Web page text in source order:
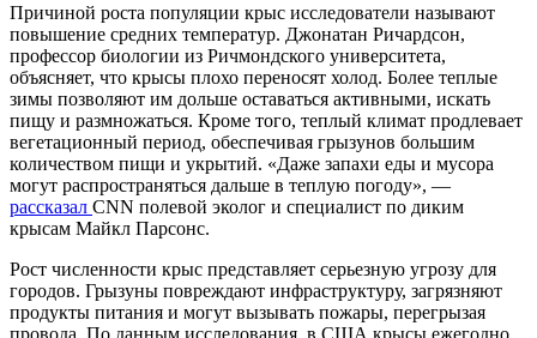
Причиной роста популяции крыс исследователи называют
повышение средних температур. Джонатан Ричардсон,
профессор биологии из Ричмондского университета,
объясняет, что крысы плохо переносят холод. Более теплые
зимы позволяют им дольше оставаться активными, искать
пищу и размножаться. Кроме того, теплый климат продлевает
вегетационный период, обеспечивая грызунов большим
количеством пищи и укрытий. «Даже запахи еды и мусора
могут распространяться дальше в теплую погоду», —
рассказал CNN полевой эколог и специалист по диким
крысам Майкл Парсонс.
Рост численности крыс представляет серьезную угрозу для
городов. Грызуны повреждают инфраструктуру, загрязняют
продукты питания и могут вызывать пожары, перегрызая
провода. По данным исследования, в США крысы ежегодно